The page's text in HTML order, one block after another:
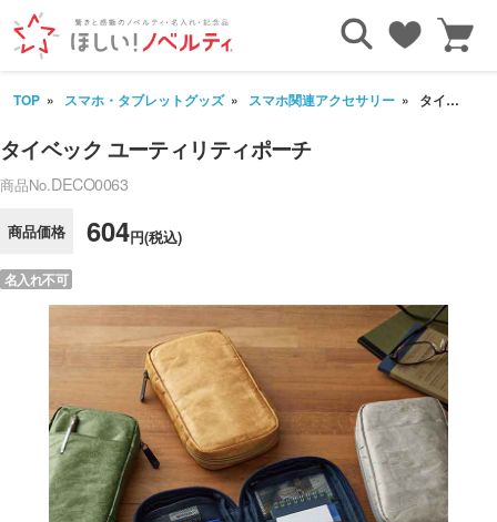
TOP スマホ・タブレットグッズ スマホ関連アクセサリー タイベック ユーティリティポーチ
タイベック ユーティリティポーチ
商品No.DECO0063
商品価格 604円(税込)
名入れ不可